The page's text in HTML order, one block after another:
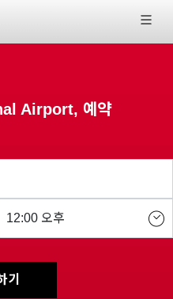
Airport, 예약
기